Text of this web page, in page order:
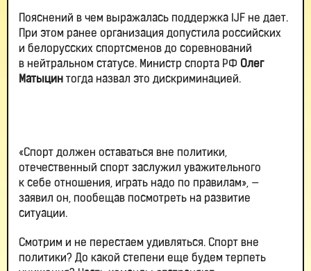
Пояснений в чем выражалась поддержка IJF не дает.
При этом ранее организация допустила российских
и белорусских спортсменов до соревнований
в нейтральном статусе. Министр спорта РФ Олег
Матыцин тогда назвал это дискриминацией.
«Спорт должен оставаться вне политики,
отечественный спорт заслужил уважительного
к себе отношения, играть надо по правилам», —
заявил он, пообещав посмотреть на развитие
ситуации.
Смотрим и не перестаем удивляться. Спорт вне
политики? До какой степени еще будем терпеть